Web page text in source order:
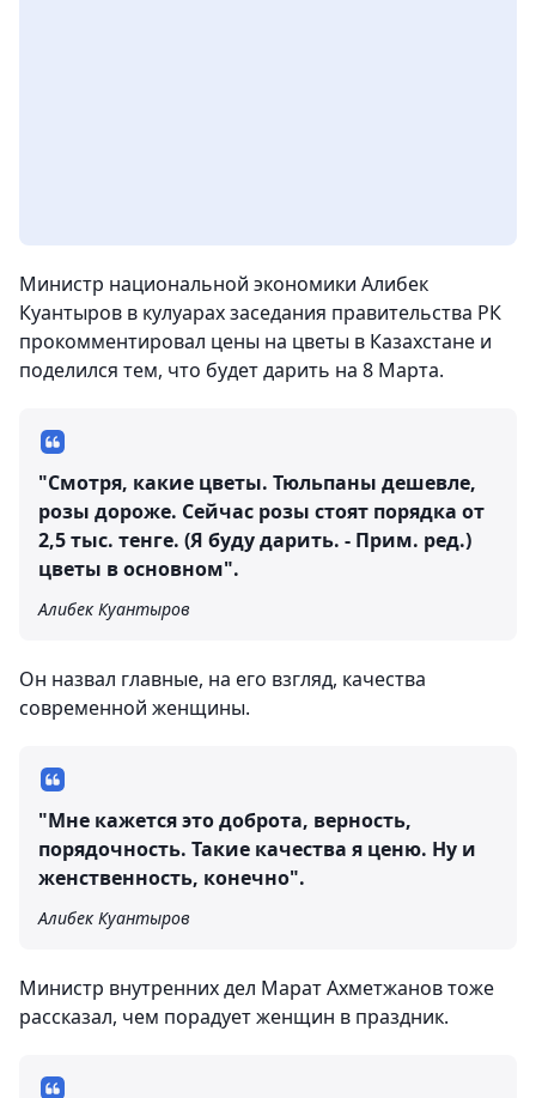
Министр национальной экономики Алибек
Куантыров в кулуарах заседания правительства РК
прокомментировал цены на цветы в Казахстане и
поделился тем, что будет дарить на 8 Марта.
"Смотря, какие цветы. Тюльпаны дешевле,
розы дороже. Сейчас розы стоят порядка от
2,5 тыс. тенге. (Я буду дарить. - Прим. ред.)
цветы в основном".
Алибек Куантыров
Он назвал главные, на его взгляд, качества
современной женщины.
"Мне кажется это доброта, верность,
порядочность. Такие качества я ценю. Ну и
женственность, конечно".
Алибек Куантыров
Министр внутренних дел Марат Ахметжанов тоже
рассказал, чем порадует женщин в праздник.